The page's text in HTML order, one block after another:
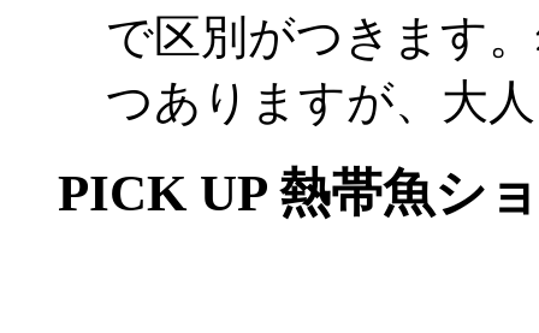
で区別がつきます
つありますが、大
PICK UP 熱帯魚シ